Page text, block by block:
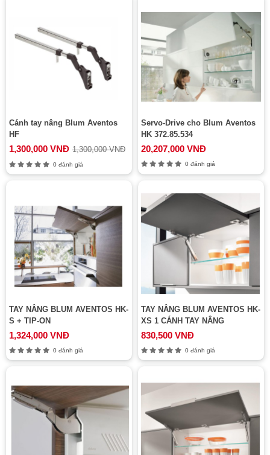
Cánh tay nâng Blum Aventos
HF
1,300,000 VNĐ 1,300,000 VNĐ
0 đánh giá
Servo-Drive cho Blum Aventos
HK 372.85.534
20,207,000 VNĐ
0 đánh giá
TAY NÂNG BLUM AVENTOS HK-
S + TIP-ON
1,324,000 VNĐ
0 đánh giá
TAY NÂNG BLUM AVENTOS HK-
XS 1 CÁNH TAY NÂNG
830,500 VNĐ
0 đánh giá